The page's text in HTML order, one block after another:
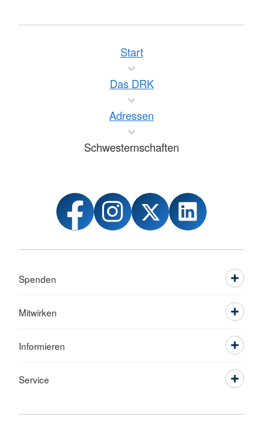
Start
Das DRK
Adressen
Schwesternschaften
Spenden
Mitwirken
Informieren
Service